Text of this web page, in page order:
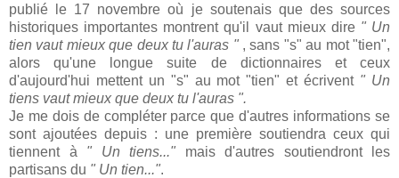
publié le 17 novembre où je soutenais que des sources
historiques importantes montrent qu'il vaut mieux dire " Un
tien vaut mieux que deux tu l'auras " , sans "s" au mot "tien",
alors qu'une longue suite de dictionnaires et ceux
d'aujourd'hui mettent un "s" au mot "tien" et écrivent " Un
tiens vaut mieux que deux tu l'auras ".
Je me dois de compléter parce que d'autres informations se
sont ajoutées depuis : une première soutiendra ceux qui
tiennent à " Un tiens..." mais d'autres soutiendront les
partisans du " Un tien...".